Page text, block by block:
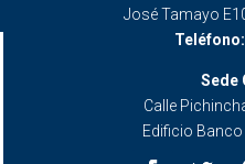
José Tamayo
Teléfono:
Sede
Calle
Edificio